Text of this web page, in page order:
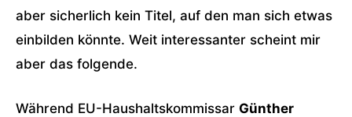
aber sicherlich kein Titel, auf den man sich etwas
einbilden könnte. Weit interessanter scheint mir
aber das folgende.
Während EU-Haushaltskommissar Günther